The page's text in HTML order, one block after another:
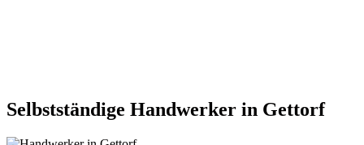
Selbstständige Handwerker in Gettorf